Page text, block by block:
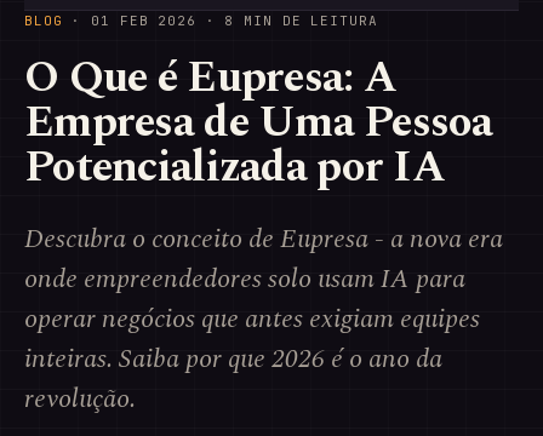
BLOG · 01 FEB 2026 · 8 MIN DE LEITURA
O Que é Eupresa: A
Empresa de Uma Pessoa
Potencializada por IA
Descubra o conceito de Eupresa - a nova era
onde empreendedores solo usam IA para
operar negócios que antes exigiam equipes
inteiras. Saiba por que 2026 é o ano da
revolução.